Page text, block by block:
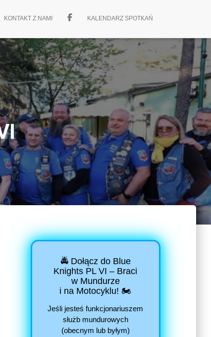
KONTAKT Z NAMI KALENDARZ SPOTKAŃ
🚔 Dołącz do Blue
Knights PL VI – Braci
w Mundurze
i na Motocyklu! 🏍️
Jeśli jesteś funkcjonariuszem
służb mundurowych
(obecnym lub byłym)